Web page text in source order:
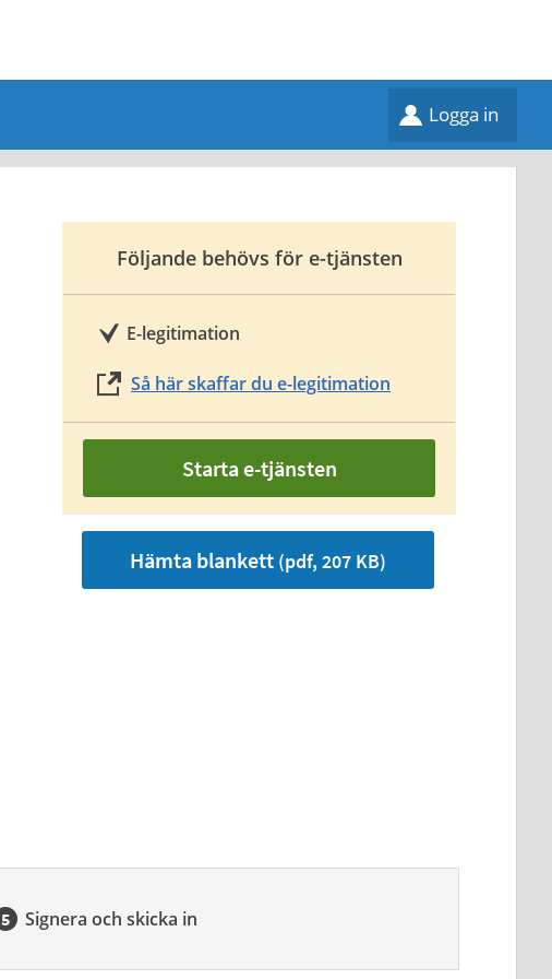
Logga in
Följande behövs för e-tjänsten
E-legitimation
Så här skaffar du e-legitimation
Starta e-tjänsten
Hämta blankett (pdf, 207 KB)
Signera och skicka in